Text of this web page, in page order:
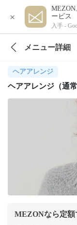
×
ービス
入手 -
メニュー詳細
ヘアアレンジ
ヘアアレンジ（通常
MEZONなら定額